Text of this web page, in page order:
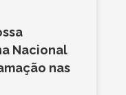
Nacional
nas